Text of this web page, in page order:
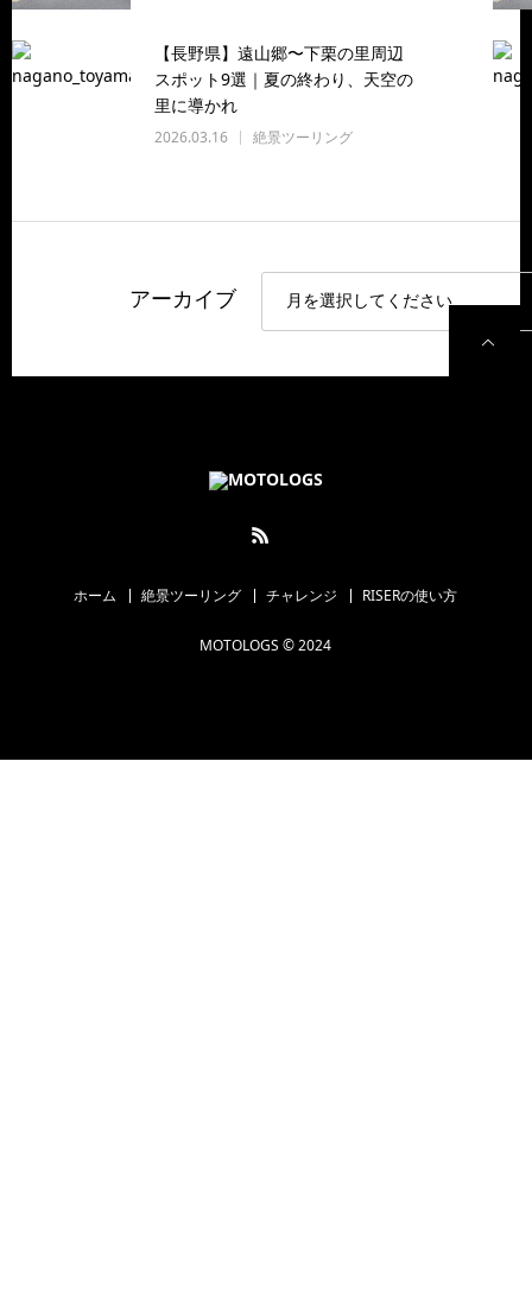
【長野県】遠山郷〜下栗の里周辺
スポット9選｜夏の終わり、天空の
里に導かれ
2026.03.16 絶景ツーリング
アーカイブ
ホーム 絶景ツーリング チャレンジ RISERの使い方
MOTOLOGS © 2024